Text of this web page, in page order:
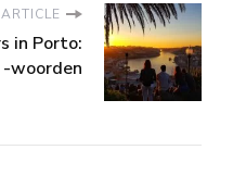
in Porto:
-woorden